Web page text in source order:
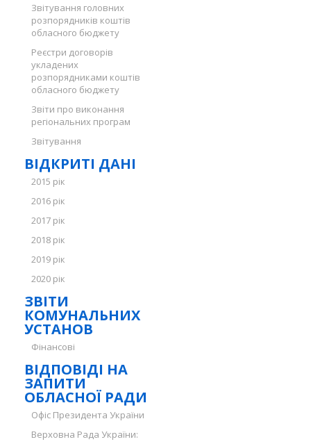
Звітування головних
розпорядників коштів
обласного бюджету
Реєстри договорів
укладених
розпорядниками коштів
обласного бюджету
Звіти про виконання
регіональних програм
Звітування
ВІДКРИТІ ДАНІ
2015 рік
2016 рік
2017 рік
2018 рік
2019 рік
2020 рік
ЗВІТИ
КОМУНАЛЬНИХ
УСТАНОВ
Фінансові
ВІДПОВІДІ НА
ЗАПИТИ
ОБЛАСНОЇ РАДИ
Офіс Президента України
Верховна Рада України: